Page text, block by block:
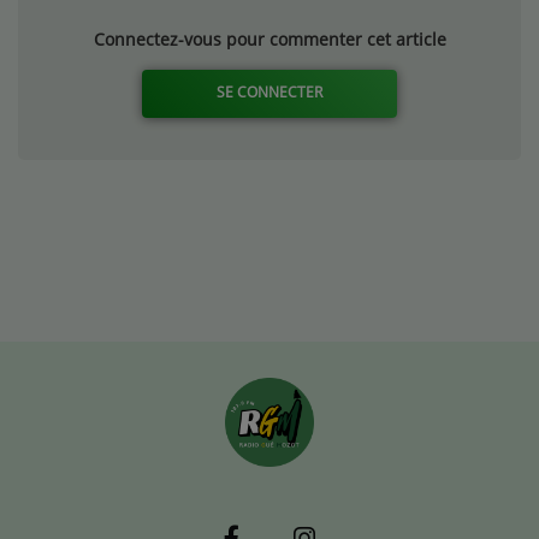
Connectez-vous pour commenter cet article
SE CONNECTER